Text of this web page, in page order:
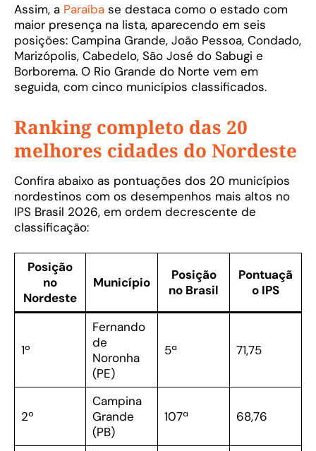
Assim, a Paraíba se destaca como o estado com
maior presença na lista, aparecendo em seis
posições: Campina Grande, João Pessoa, Condado,
Marizópolis, Cabedelo, São José do Sabugi e
Borborema. O Rio Grande do Norte vem em
seguida, com cinco municípios classificados.
Ranking completo das 20
melhores cidades do Nordeste
Confira abaixo as pontuações dos 20 municípios
nordestinos com os desempenhos mais altos no
IPS Brasil 2026, em ordem decrescente de
classificação:
Posição
no
Nordeste
Município
Posição
no Brasil
Pontuaçã
o IPS
1º
Fernando
de
Noronha
(PE)
5ª 71,75
2º
Campina
Grande
(PB)
107ª 68,76